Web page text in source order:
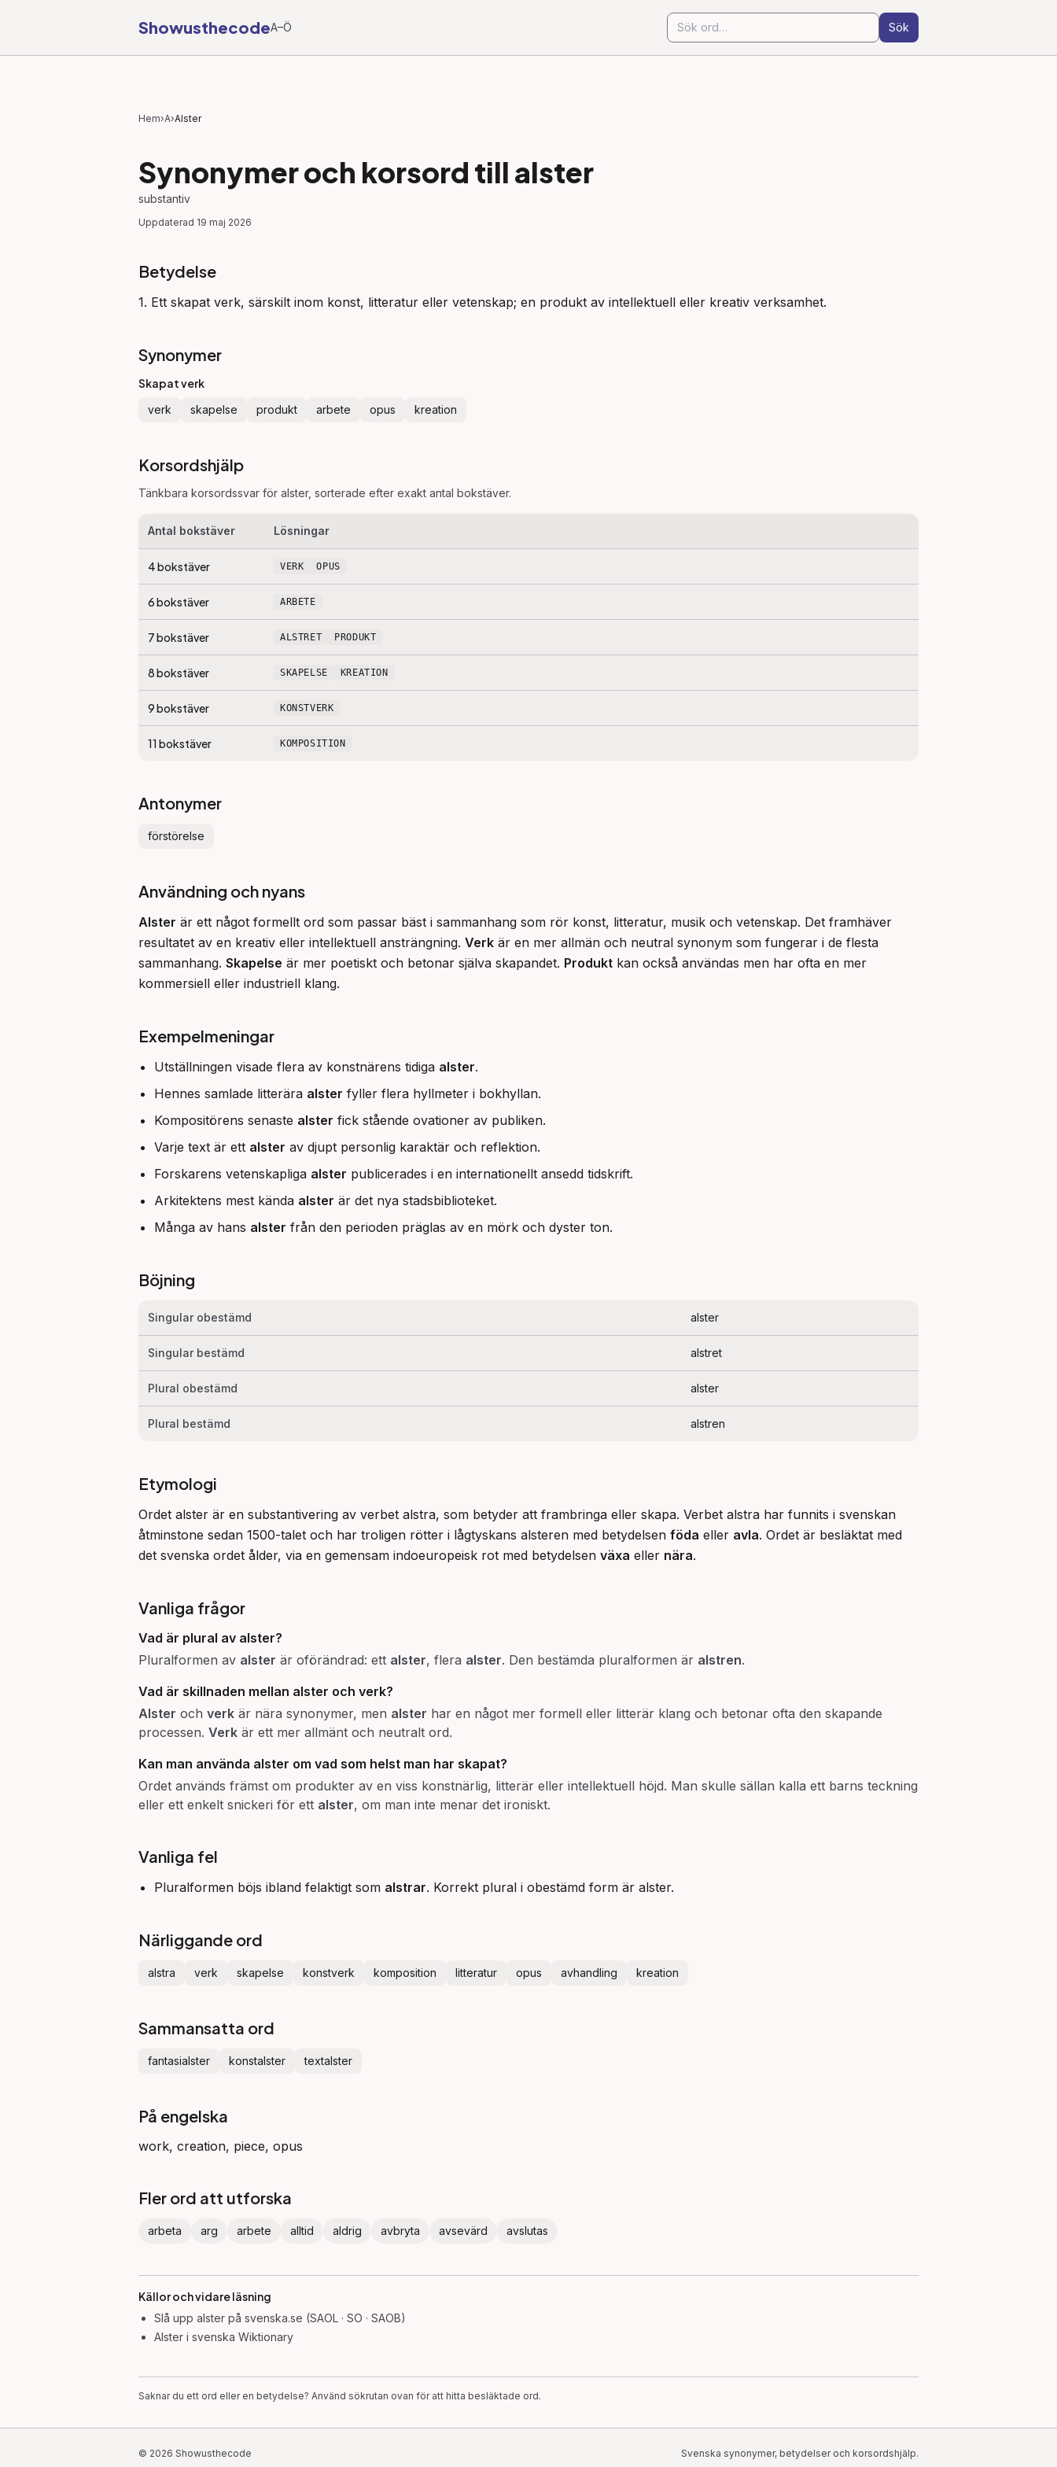
ShowusthecodeA–Ö Sök
Hem›A›Alster
Synonymer och korsord till alster
substantiv
Uppdaterad 19 maj 2026
Betydelse
1. Ett skapat verk, särskilt inom konst, litteratur eller vetenskap; en produkt av intellektuell eller kreativ verksamhet.
Synonymer
Skapat verk
verk skapelse produkt arbete opus kreation
Korsordshjälp
Tänkbara korsordssvar för alster, sorterade efter exakt antal bokstäver.
Antal bokstäver Lösningar
4bokstäver VERK OPUS
6bokstäver ARBETE
7bokstäver ALSTRET PRODUKT
8bokstäver SKAPELSE KREATION
9bokstäver KONSTVERK
11 bokstäver KOMPOSITION
Antonymer
förstörelse
Användning och nyans
Alster är ett något formellt ord som passar bäst i sammanhang som rör konst, litteratur, musik och vetenskap. Det framhäver
resultatet av en kreativ eller intellektuell ansträngning. Verk är en mer allmän och neutral synonym som fungerar i de flesta
sammanhang. Skapelse är mer poetiskt och betonar själva skapandet. Produkt kan också användas men har ofta en mer
kommersiell eller industriell klang.
Exempelmeningar
Utställningen visade flera av konstnärens tidiga alster.
Hennes samlade litterära alster fyller flera hyllmeter i bokhyllan.
Kompositörens senaste alster fick stående ovationer av publiken.
Varje text är ett alster av djupt personlig karaktär och reflektion.
Forskarens vetenskapliga alster publicerades i en internationellt ansedd tidskrift.
Arkitektens mest kända alster är det nya stadsbiblioteket.
Många av hans alster från den perioden präglas av en mörk och dyster ton.
Böjning
Singular obestämd alster
Singular bestämd alstret
Plural obestämd alster
Plural bestämd alstren
Etymologi
Ordet alster är en substantivering av verbet alstra, som betyder att frambringa eller skapa. Verbet alstra har funnits i svenskan
åtminstone sedan 1500-talet och har troligen rötter i lågtyskans alsteren med betydelsen föda eller avla. Ordet är besläktat med
det svenska ordet ålder, via en gemensam indoeuropeisk rot med betydelsen växa eller nära.
Vanliga frågor
Vad är plural av alster?
Pluralformen av alster är oförändrad: ett alster, flera alster. Den bestämda pluralformen är alstren.
Vad är skillnaden mellan alster och verk?
Alster och verk är nära synonymer, men alster har en något mer formell eller litterär klang och betonar ofta den skapande
processen. Verk är ett mer allmänt och neutralt ord.
Kan man använda alster om vad som helst man har skapat?
Ordet används främst om produkter av en viss konstnärlig, litterär eller intellektuell höjd. Man skulle sällan kalla ett barns teckning
eller ett enkelt snickeri för ett alster, om man inte menar det ironiskt.
Vanliga fel
Pluralformen böjs ibland felaktigt som alstrar. Korrekt plural i obestämd form är alster.
Närliggande ord
alstra verk skapelse konstverk komposition litteratur opus avhandling kreation
Sammansatta ord
fantasialster konstalster textalster
På engelska
work, creation, piece, opus
Fler ord att utforska
arbeta arg arbete alltid aldrig avbryta avsevärd avslutas
Källor och vidare läsning
Slå upp alster på svenska.se (SAOL · SO · SAOB)
Alster i svenska Wiktionary
Saknar du ett ord eller en betydelse? Använd sökrutan ovan för att hitta besläktade ord.
© 2026 Showusthecode Svenska synonymer, betydelser och korsordshjälp.